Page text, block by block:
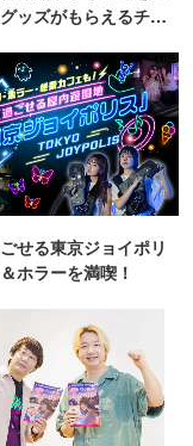
ッズがもらえるチャ
せる東京ジョイポリ
ホラーを満喫！